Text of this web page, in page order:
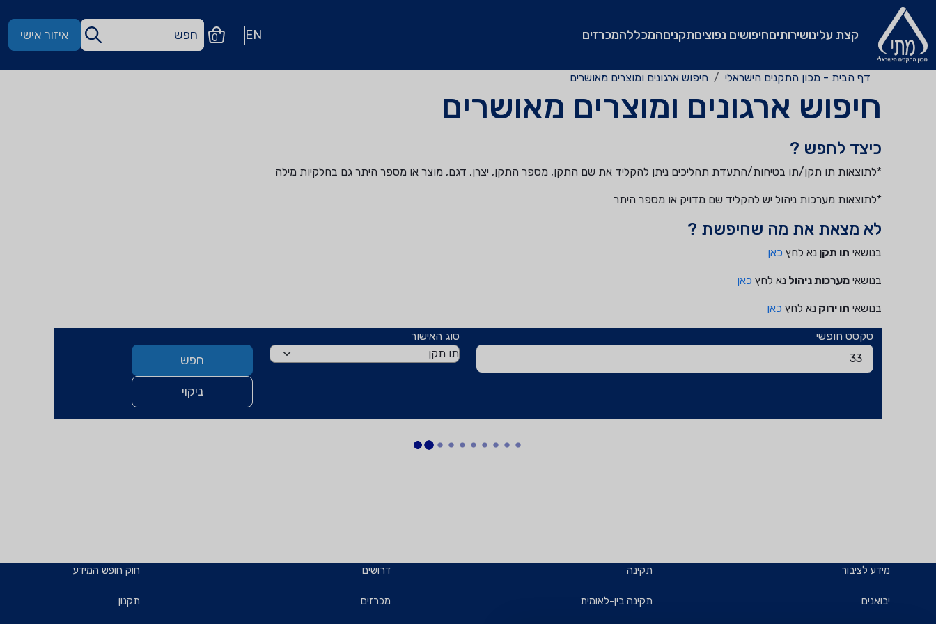
קצת עלינושירותיםחיפושים נפוציםתקניםהמכללהמכרזים EN
0 איזור אישי
דף הבית - מכון התקנים הישראלי חיפוש ארגונים ומוצרים מאושרים
חיפוש ארגונים ומוצרים מאושרים
כיצד לחפש ?
*לתוצאות תו תקן/תו בטיחות/התעדת תהליכים ניתן להקליד את שם התקן, מספר התקן, יצרן, דגם, מוצר או מספר היתר גם בחלקיות מילה
*לתוצאות מערכות ניהול יש להקליד שם מדויק או מספר היתר
לא מצאת את מה שחיפשת ?
בנושאי תו תקן נא לחץ כאן
בנושאי מערכות ניהול נא לחץ כאן
בנושאי תו ירוק נא לחץ כאן
טקסט חופשי סוג האישור
חפש
ניקוי
מידע לציבור
יבואנים
תקינה
תקינה בין-לאומית
דרושים
מכרזים
חוק חופש המידע
תקנון